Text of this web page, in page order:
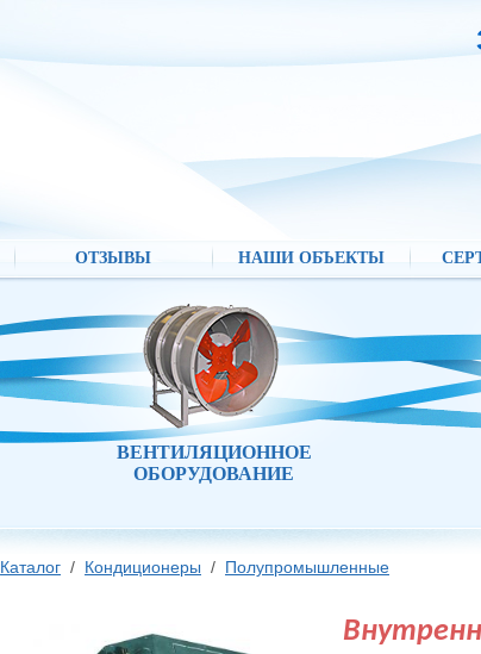
ОТЗЫВЫ НАШИ ОБЪЕКТЫ
ВЕНТИЛЯЦИОННОЕ
ОБОРУДОВАНИЕ
Каталог / Кондиционеры / Полупромышленные